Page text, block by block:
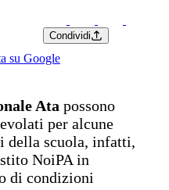
Condividi
su Google
Ata possono
per alcune
della scuola, infatti,
NoiPA in
di condizioni